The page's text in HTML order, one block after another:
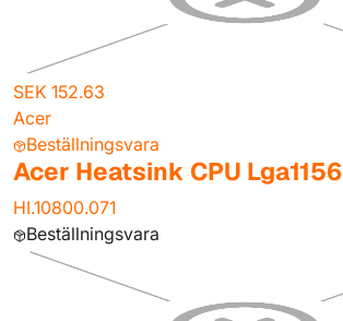
SEK 152.63
Acer
Beställningsvara
Acer Heatsink CPU Lga1156
HI.10800.071
Beställningsvara